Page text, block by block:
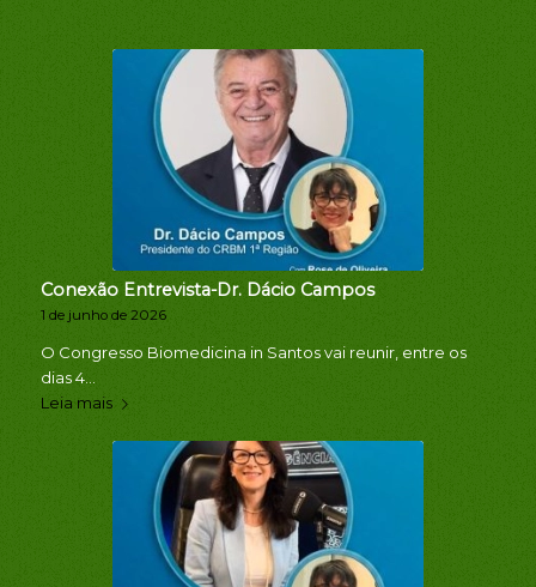
Conexão Entrevista-Dr. Dácio Campos
1 de junho de 2026
O Congresso Biomedicina in Santos vai reunir, entre os
dias 4…
Leia mais